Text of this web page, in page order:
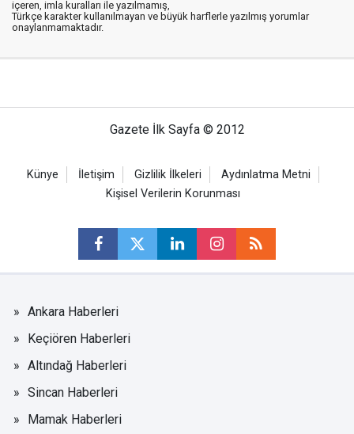
içeren, imla kuralları ile yazılmamış,
Türkçe karakter kullanılmayan ve büyük harflerle yazılmış yorumlar
onaylanmamaktadır.
Gazete İlk Sayfa © 2012
Künye İletişim Gizlilik İlkeleri
Aydınlatma Metni
Kişisel Verilerin Korunması
Ankara Haberleri
Keçiören Haberleri
Altındağ Haberleri
Sincan Haberleri
Mamak Haberleri